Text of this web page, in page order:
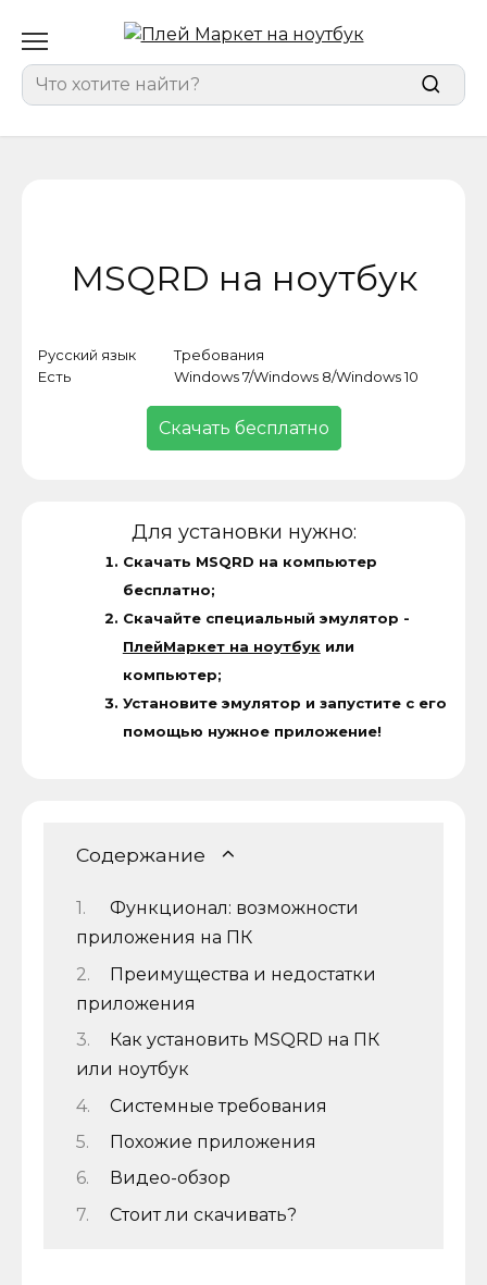
содержанию
for:
MSQRD на ноутбук
Русский язык
Есть
Требования
Windows 7/Windows 8/Windows 10
Скачать бесплатно
Для установки нужно:
Скачать MSQRD на компьютер
бесплатно;
Скачайте специальный эмулятор -
ПлейМаркет на ноутбук или
компьютер;
Установите эмулятор и запустите с его
помощью нужное приложение!
Содержание
Функционал: возможности
приложения на ПК
Преимущества и недостатки
приложения
Как установить MSQRD на ПК
или ноутбук
Системные требования
Похожие приложения
Видео-обзор
Стоит ли скачивать?